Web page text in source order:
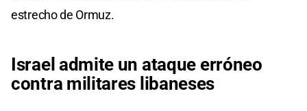
estrecho de Ormuz.
Israel admite un ataque erróneo
contra militares libaneses